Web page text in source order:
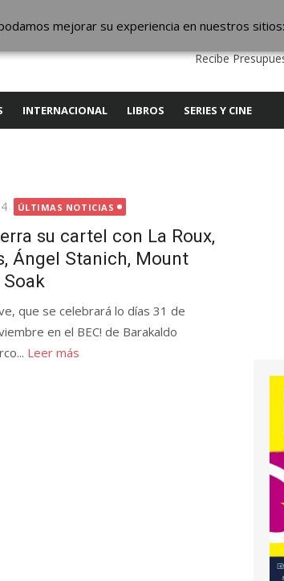
SOMOS CONTACTO SERVICIOS EDITA
Recibe
INTERNACIONAL LIBROS SERIES Y CINE
ÚLTIMAS NOTICIAS
su cartel con La Roux,
Ángel Stanich, Mount
que se celebrará lo días 31 de
en el BEC! de Barakaldo
Leer más
mejorar su experiencia en nuestros sitios: